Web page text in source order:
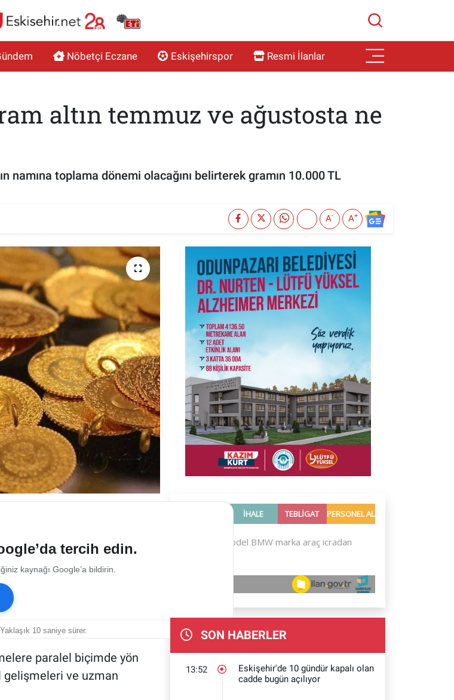
Nöbetçi Eczane Eskişehirspor Resmi İlanlar
altın temmuz ve ağustosta ne
namına toplama dönemi olacağını belirterek gramın 10.000 TL
A- A+
tercih edin.
kaynağı Google’a bildirin.
10 saniye sürer.
paralel biçimde yön
gelişmeleri ve uzman
SON HABERLER
13:52
Eskişehir'de 10 gündür kapalı olan
cadde bugün açılıyor